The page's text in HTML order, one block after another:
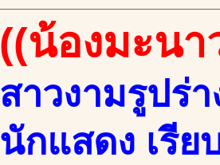
((น้องมะนา
สาวงามรูปร่
นักแสดง เรี